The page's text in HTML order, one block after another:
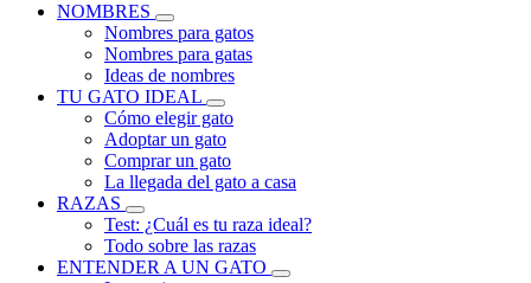
NOMBRES
Nombres para gatos
Nombres para gatas
Ideas de nombres
TU GATO IDEAL
Cómo elegir gato
Adoptar un gato
Comprar un gato
La llegada del gato a casa
RAZAS
Test: ¿Cuál es tu raza ideal?
Todo sobre las razas
ENTENDER A UN GATO